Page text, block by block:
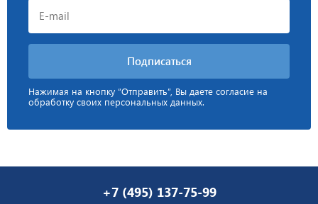
Нажимая на кнопку “Отправить”, Вы даете согласие на
обработку своих персональных данных.
+7 (495) 137-75-99